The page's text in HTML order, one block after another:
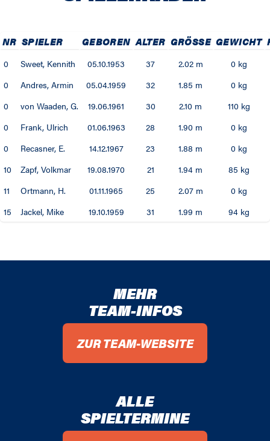
02 / 03
01 / 02
99 / 00
98 / 99
96 / 97
92 / 93
89 / 90
NR SPIELER GEBOREN ALTER GRÖSSE GEWICHT
0 Sweet, Kennith 05.10.1953 37 2.02 m
0 kg
0
Andres, Armin 05.04.1959 32 1.85 m
0 kg
0
von Waaden, G. 19.06.1961 30 2.10 m
110 kg
0
Frank, Ulrich 01.06.1963 28 1.90 m
0 kg
0
Recasner, E. 14.12.1967 23 1.88 m
0 kg
10
Zapf, Volkmar 19.08.1970 21 1.94 m
85 kg
11
Ortmann, H. 01.11.1965 25 2.07 m
0 kg
15
Jackel, Mike 19.10.1959 31 1.99 m 94 kg
MEHR
TEAM-INFOS
ZUR TEAM-WEBSITE
ALLE
SPIELTERMINE